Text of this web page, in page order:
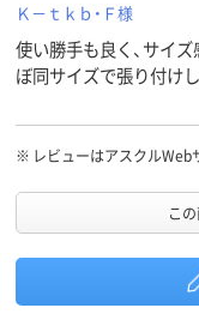
Ｋ－ｔｋｂ・Ｆ様
使い勝手も良く、サイ
ぼ同サイズで張り付けし
※ レビューはアスクルWeb
こ